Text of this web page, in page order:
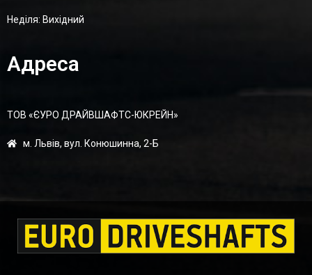
Неділя: Вихідний
Адреса
ТОВ «ЄУРО ДРАЙВШАФТC-ЮКРЕЙН»
м. Львів, вул. Конюшинна, 2-Б